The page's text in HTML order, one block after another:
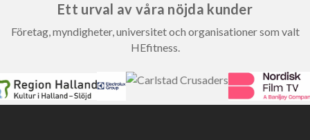
Ett urval av våra nöjda kunder
Företag, myndigheter, universitet och organisationer som valt
HEfitness.